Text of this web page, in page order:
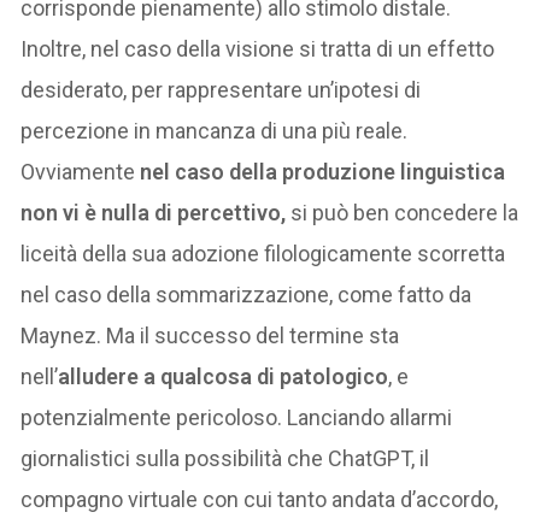
corrisponde pienamente) allo stimolo distale.
Inoltre, nel caso della visione si tratta di un effetto
desiderato, per rappresentare un’ipotesi di
percezione in mancanza di una più reale.
Ovviamente nel caso della produzione linguistica
non vi è nulla di percettivo, si può ben concedere la
liceità della sua adozione filologicamente scorretta
nel caso della sommarizzazione, come fatto da
Maynez. Ma il successo del termine sta
nell’alludere a qualcosa di patologico, e
potenzialmente pericoloso. Lanciando allarmi
giornalistici sulla possibilità che ChatGPT, il
compagno virtuale con cui tanto andata d’accordo,